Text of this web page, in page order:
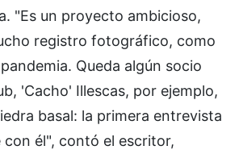
"Es un proyecto ambicioso,
registro fotográfico, como
Queda algún socio
'Cacho' Illescas, por ejemplo,
basal: la primera entrevista
con él", contó el escritor,